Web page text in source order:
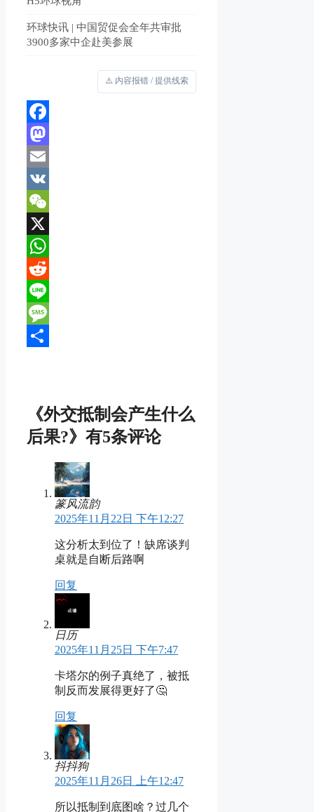
环球快讯 | 中国贸促会全年共审批
3900多家中企赴美参展
⚠️ 内容报错 / 提供线索
Facebook
Mastodon
Email
VK
WeChat
X
WhatsApp
Reddit
Line
Message
《外交抵制会产生什么
后果?》有5条评论
篆风流韵
2025年11月22日 下午12:27
这分析太到位了！缺席谈判
桌就是自断后路啊
回复
日历
2025年11月25日 下午7:47
卡塔尔的例子真绝了，被抵
制反而发展得更好了🤔
回复
抖抖狗
2025年11月26日 上午12:47
所以抵制到底图啥？过几个